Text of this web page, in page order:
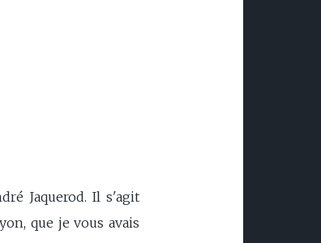
Jaquerod. Il s'agit
que je vous avais